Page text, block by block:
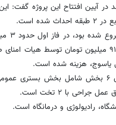
در آیین افتتاح این پروژه گفت:
علی محمد
و در فاز دوم حدود ۱۰ میلیارد تومان و برای تجهیز آن، یک میلیارد و ۹۱۸ میلیون
استاندار اظهار داشت: بیمارستان ۳۲ تختخوابی شهرستان باشت، دارای ۶ بخش
رادیولوژی و درمانگاه است.